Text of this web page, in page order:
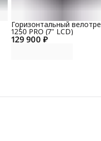
129 900 ₽
Горизонтальный
1250 PRO (7" LCD)